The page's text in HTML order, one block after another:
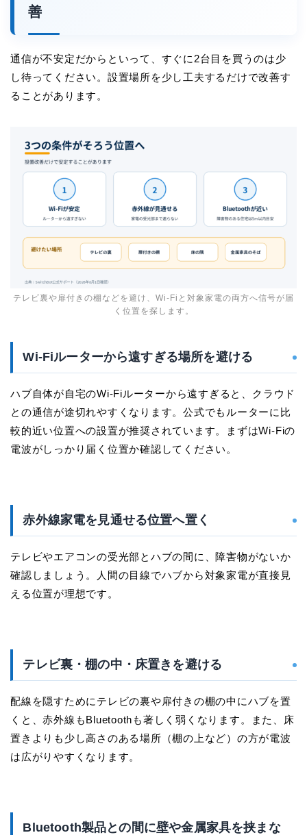
善
通信が不安定だからといって、すぐに2台目を買うのは少
し待ってください。設置場所を少し工夫するだけで改善す
ることがあります。
テレビ裏や扉付きの棚などを避け、Wi-Fiと対象家電の両方へ信号が届
く位置を探します。
Wi-Fiルーターから遠すぎる場所を避ける
ハブ自体が自宅のWi-Fiルーターから遠すぎると、クラウド
との通信が途切れやすくなります。公式でもルーターに比
較的近い位置への設置が推奨されています。まずはWi-Fiの
電波がしっかり届く位置か確認してください。
赤外線家電を見通せる位置へ置く
テレビやエアコンの受光部とハブの間に、障害物がないか
確認しましょう。人間の目線でハブから対象家電が直接見
える位置が理想です。
テレビ裏・棚の中・床置きを避ける
配線を隠すためにテレビの裏や扉付きの棚の中にハブを置
くと、赤外線もBluetoothも著しく弱くなります。また、床
置きよりも少し高さのある場所（棚の上など）の方が電波
は広がりやすくなります。
Bluetooth製品との間に壁や金属家具を挟まな